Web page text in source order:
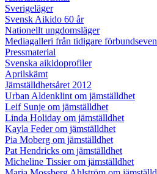
Sverigeläger
Svensk Aikido 60 år
Nationellt ungdomsläger
Mediagalleri från tidigare
Pressmaterial
Svenska aikidoprofiler
Aprilskämt
Jämställdhetsåret 2012
Urban Aldenklint om jämställdhet
Leif Sunje om jämställdhet
Linda Holiday om jämställdhet
Kayla Feder om jämställdhet
Pia Moberg om jämställdhet
Pat Hendricks om jämställdhet
Micheline Tissier om jämställdhet